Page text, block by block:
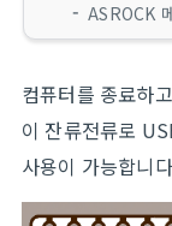
ASROCK
컴퓨터를 종료하
이 잔류전류로
사용이 가능합니